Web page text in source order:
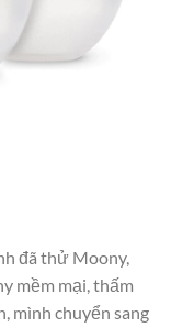
đã thử Moony,
mềm mại, thấm
mình chuyển sang